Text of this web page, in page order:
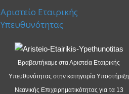
Αριστείο Εταιρικής
Υπευθυνότητας
Βραβευτήκαμε στα Αριστεία Εταιρικής
Υπευθυνότητας στην κατηγορία Υποστήριξη
Νεανικής Επιχειρηματικότητας για τα 13